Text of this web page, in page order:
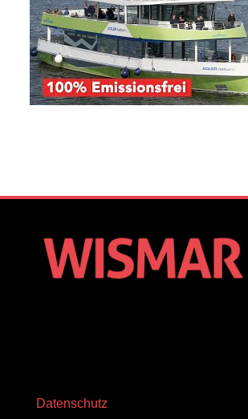
Datenschutz